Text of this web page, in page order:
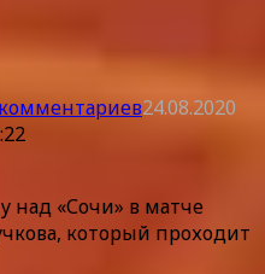
24.08.2020
над «Сочи» в матче
который проходит